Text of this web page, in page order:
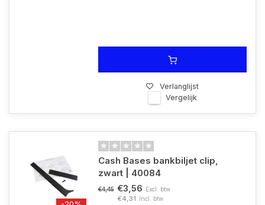
Verlanglijst
Vergelijk
Cash Bases bankbiljet clip,
zwart | 40084
€4,45 €3,56 Excl. btw
€4,31 Incl. btw